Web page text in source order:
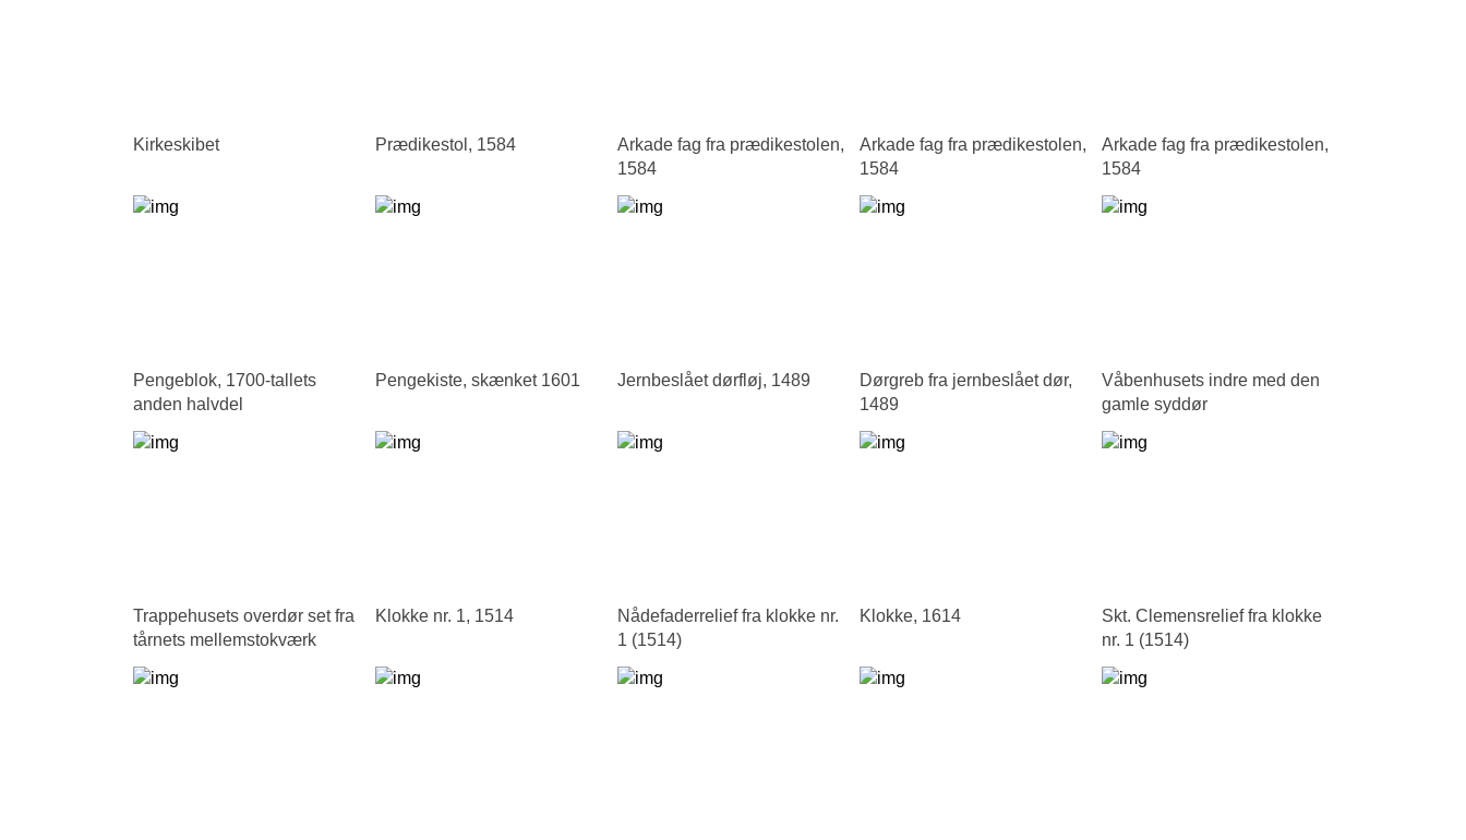
Kirkeskibet Prædikestol, 1584
Arkade fag fra prædikestolen,
1584
Arkade fag fra prædikestolen,
1584
Arkade fag fra prædikestolen,
1584
Pengeblok, 1700-tallets
anden halvdel
Pengekiste, skænket 1601 Jernbeslået dørfløj, 1489
Dørgreb fra jernbeslået dør,
1489
Våbenhusets indre med den
gamle syddør
Trappehusets overdør set fra
tårnets mellemstokværk
Klokke nr. 1, 1514
Nådefaderrelief fra klokke nr.
1 (1514)
Klokke, 1614
Skt. Clemensrelief fra klokke
nr. 1 (1514)